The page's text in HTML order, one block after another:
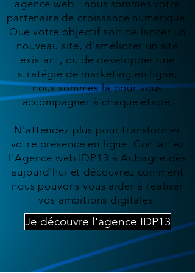
agence web - nous sommes votre
partenaire de croissance numérique.
Que votre objectif soit de lancer un
nouveau site, d'améliorer un site
existant, ou de développer une
stratégie de marketing en ligne,
nous sommes là pour vous
accompagner à chaque étape.
N'attendez plus pour transformer
votre présence en ligne. Contactez
l'Agence web IDP13 à Aubagne dès
aujourd'hui et découvrez comment
nous pouvons vous aider à réaliser
vos ambitions digitales.
Je découvre l'agence IDP13